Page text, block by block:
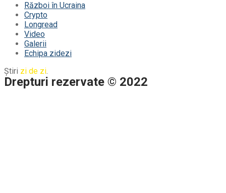
Război în Ucraina
Crypto
Longread
Video
Galerii
Echipa zidezi
Știri zi de zi.
Drepturi rezervate © 2022